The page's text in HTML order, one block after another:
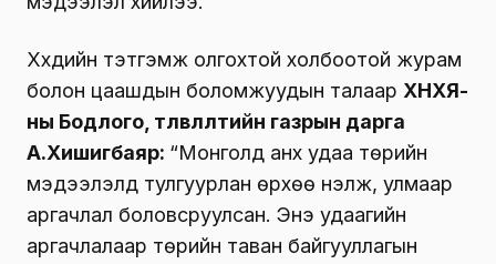
Хүүхдийн тэтгэмж олгохтой холбоотой журам
болон цаашдын боломжуудын талаар ХНХЯ-
ны Бодлого, төлөвлөлтийн газрын дарга
А.Хишигбаяр: “Монголд анх удаа төрийн
мэдээлэлд тулгуурлан өрхөө үнэлж, улмаар
аргачлал боловсруулсан. Энэ удаагийн
аргачлалаар төрийн таван байгууллагын